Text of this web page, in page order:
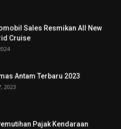
Sales Resmikan All New
Cruise
Antam Terbaru 2023
2023
Pajak Kendaraan